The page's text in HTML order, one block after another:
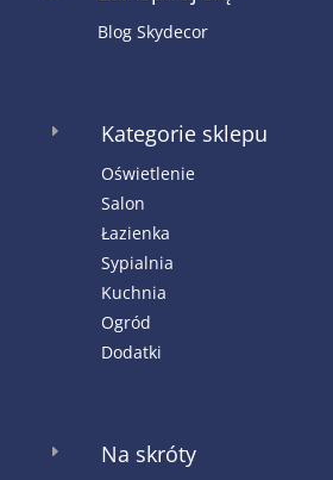
Blog Skydecor
E Kategorie sklepu
Oświetlenie
Salon
Łazienka
Sypialnia
Kuchnia
Ogród
Dodatki
E Na skróty